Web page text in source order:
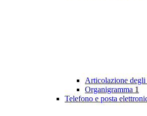
Articolazione
Organigramma 1
Telefono e posta